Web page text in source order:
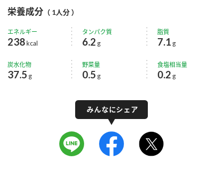
栄養成分 （ 1人分 ）
エネルギー
238kcal
タンパク質
6.2 g
脂質
7.1 g
炭水化物
37.5 g
野菜量
0.5 g
食塩相当量
0.2 g